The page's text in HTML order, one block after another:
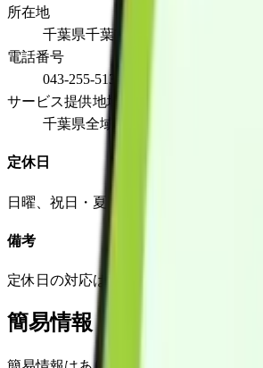
所在地
千葉県千葉市稲毛区園生町987-19
電話番号
043-255-5133
サービス提供地域
千葉県全域、江戸川区
定休日
日曜、祝日・夏季（8/13～15）、年末年
備考
定休日の対応はタカサ市原サービスセ
簡易情報